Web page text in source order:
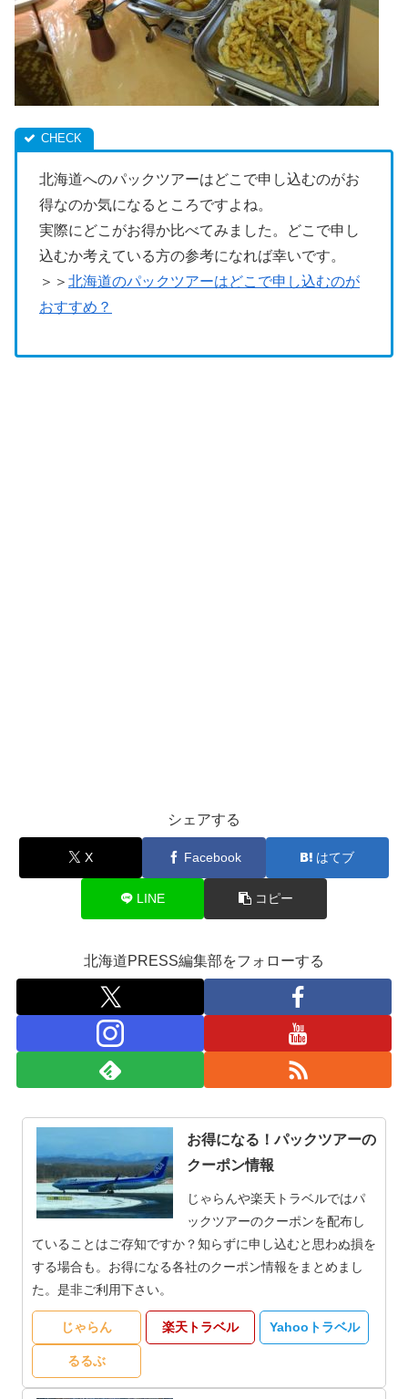
北海道へのパックツアーはどこで申し込むのがお
得なのか気になるところですよね。
実際にどこがお得か比べてみました。どこで申し
込むか考えている方の参考になれば幸いです。
＞＞ 北海道のパックツアーはどこで申し込むのが
おすすめ？
シェアする
X Facebook はてブ
LINE コピー
北海道PRESS編集部をフォローする
お得になる！パックツアーの
クーポン情報
じゃらんや楽天トラベルではパ
ックツアーのクーポンを配布し
ていることはご存知ですか？知らずに申し込むと思わぬ損を
する場合も。お得になる各社のクーポン情報をまとめまし
た。是非ご利用下さい。
じゃらん 楽天トラベル Yahooトラベル
るるぶ